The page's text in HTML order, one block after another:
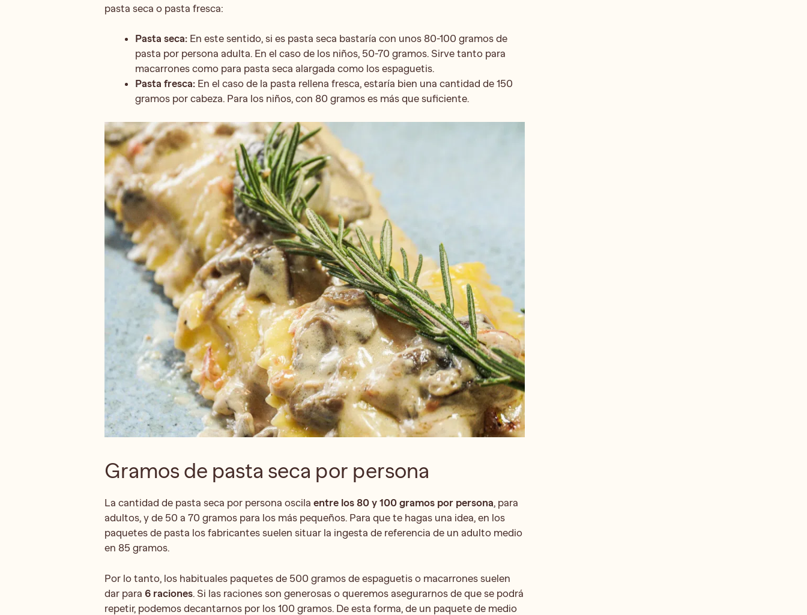
pasta seca o pasta fresca:
Pasta seca: En este sentido, si es pasta seca bastaría con unos 80-100 gramos de
pasta por persona adulta. En el caso de los niños, 50-70 gramos. Sirve tanto para
macarrones como para pasta seca alargada como los espaguetis.
Pasta fresca:En el caso de la pasta rellena fresca, estaría bien una cantidad de 150
gramos por cabeza. Para los niños, con 80 gramos es más que suficiente.
Gramos de pasta seca por persona
La cantidad de pasta seca por persona oscila entre los 80 y 100 gramos por persona, para
adultos, y de 50 a 70 gramos para los más pequeños. Para que te hagas una idea, en los
paquetes de pasta los fabricantes suelen situar la ingesta de referencia de un adulto medio
en 85 gramos.
Por lo tanto, los habituales paquetes de 500 gramos de espaguetis o macarrones suelen
dar para 6 raciones. Si las raciones son generosas o queremos asegurarnos de que se podrá
repetir, podemos decantarnos por los 100 gramos. De esta forma, de un paquete de medio